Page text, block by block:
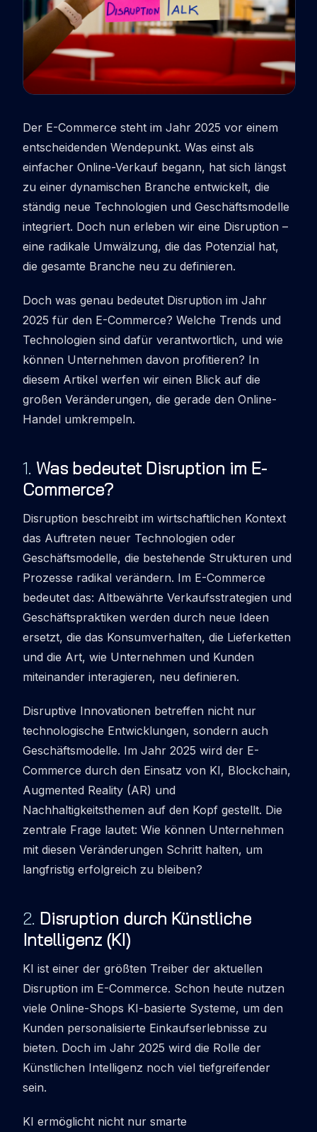
Der E-Commerce steht im Jahr 2025 vor einem
entscheidenden Wendepunkt. Was einst als
einfacher Online-Verkauf begann, hat sich längst
zu einer dynamischen Branche entwickelt, die
ständig neue Technologien und Geschäftsmodelle
integriert. Doch nun erleben wir eine Disruption –
eine radikale Umwälzung, die das Potenzial hat,
die gesamte Branche neu zu definieren.
Doch was genau bedeutet Disruption im Jahr
2025 für den E-Commerce? Welche Trends und
Technologien sind dafür verantwortlich, und wie
können Unternehmen davon profitieren? In
diesem Artikel werfen wir einen Blick auf die
großen Veränderungen, die gerade den Online-
Handel umkrempeln.
1. Was bedeutet Disruption im E-
Commerce?
Disruption beschreibt im wirtschaftlichen Kontext
das Auftreten neuer Technologien oder
Geschäftsmodelle, die bestehende Strukturen und
Prozesse radikal verändern. Im E-Commerce
bedeutet das: Altbewährte Verkaufsstrategien und
Geschäftspraktiken werden durch neue Ideen
ersetzt, die das Konsumverhalten, die Lieferketten
und die Art, wie Unternehmen und Kunden
miteinander interagieren, neu definieren.
Disruptive Innovationen betreffen nicht nur
technologische Entwicklungen, sondern auch
Geschäftsmodelle. Im Jahr 2025 wird der E-
Commerce durch den Einsatz von KI, Blockchain,
Augmented Reality (AR) und
Nachhaltigkeitsthemen auf den Kopf gestellt. Die
zentrale Frage lautet: Wie können Unternehmen
mit diesen Veränderungen Schritt halten, um
langfristig erfolgreich zu bleiben?
2. Disruption durch Künstliche
Intelligenz (KI)
KI ist einer der größten Treiber der aktuellen
Disruption im E-Commerce. Schon heute nutzen
viele Online-Shops KI-basierte Systeme, um den
Kunden personalisierte Einkaufserlebnisse zu
bieten. Doch im Jahr 2025 wird die Rolle der
Künstlichen Intelligenz noch viel tiefgreifender
sein.
KI ermöglicht nicht nur smarte